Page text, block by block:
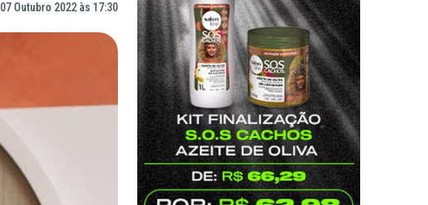
07 Outubro 2022 às 17:30